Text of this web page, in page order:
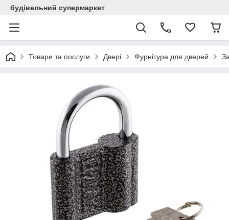
будівельний супермаркет
Товари та послуги Двері Фурнітура для дверей